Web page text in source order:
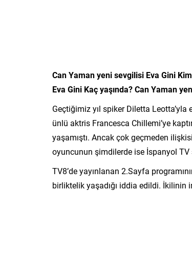
Can Yaman yeni sevgilisi Eva Gini
Eva Gini Kaç yaşında?Can Yaman
Geçtiğimiz yıl spiker Diletta
ünlü aktris Francesca Chillemi’ye
yaşamıştı. Ancak çok geçmeden
oyuncunun şimdilerde ise İspanyol
TV8’de yayınlanan 2.Sayfa
birliktelik yaşadığı iddia edildi. İkilinin